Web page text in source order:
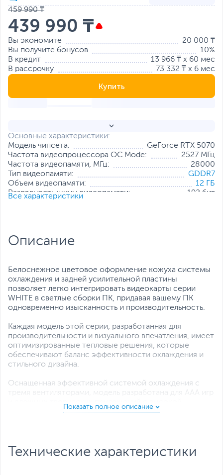
Основные характеристики:
Модель чипсета:
GeForce RTX 5070
Частота видеопроцессора OC Mode:
2527 МГц
Частота видеопамяти, МГц:
28000
Тип видеопамяти:
GDDR7
Объем видеопамяти:
12 ГБ
Разрядность шины видеопамяти:
192 бит
Все характеристики
459 990 ₸
439 990 ₸
Вы экономите
20 000 ₸
Вы получите бонусов
10%
В кредит
13 966 ₸ x 60 мес
В рассрочку
73 332 ₸ x 6 мес
Купить
Описание
Белоснежное цветовое оформление кожуха системы
охлаждения и задней усилительной пластины
позволяет легко интегрировать видеокарты серии
WHITE в светлые сборки ПК, придавая вашему ПК
одновременно изысканность и производительность.
Каждая модель этой серии, разработанная для
производительности и визуального впечатления, имеет
оптимизированные тепловые решения, которые
обеспечивают баланс эффективности охлаждения и
стильного дизайна.
Оснащенная эффективной системой охлаждения с
и сложных творческих приложений с высокой
нагрузкой. Композитные тепловые трубки — с
графического процессора.
Технические характеристики